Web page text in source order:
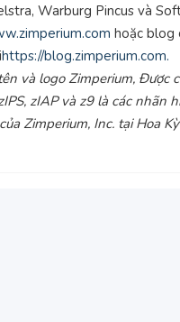
Warburg Pincus và
hoặc blog
https://blog.zimperium.com.
và logo Zimperium, Được
zIAP và z9 là các nhãn
Zimperium, Inc. tại Hoa